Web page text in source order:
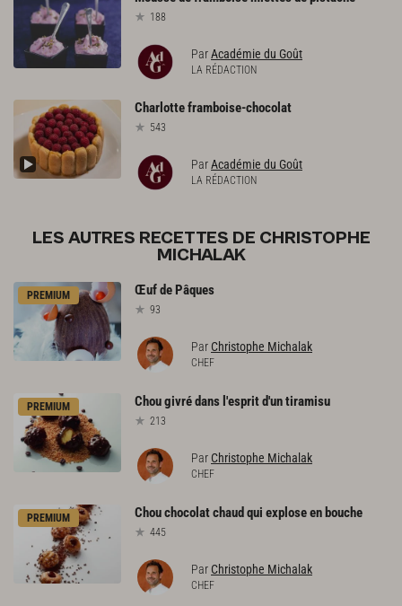
188
ParAcadémie du Goût
LA RÉDACTION
Charlotteframboise-chocolat
543
ParAcadémie du Goût
LA RÉDACTION
LES AUTRES RECETTES DE CHRISTOPHE
MICHALAK
PREMIUM Œufde Pâques
93
Par Christophe Michalak
CHEF
PREMIUM Chougivrédans l'espritd'untiramisu
213
Par Christophe Michalak
CHEF
PREMIUM Chouchocolatchaud qui exploseen bouche
445
Par Christophe Michalak
CHEF